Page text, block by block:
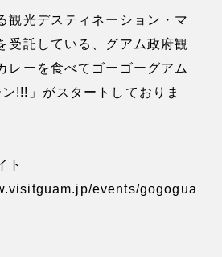
観光デスティネーション・マ
受託している、グアム政府観
レーを食べてゴーゴーグアム
!!!」がスタートしておりま
ト
events/gogogua